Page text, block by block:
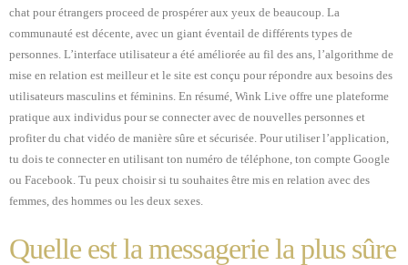
chat pour étrangers proceed de prospérer aux yeux de beaucoup. La
communauté est décente, avec un giant éventail de différents types de
personnes. L’interface utilisateur a été améliorée au fil des ans, l’algorithme de
mise en relation est meilleur et le site est conçu pour répondre aux besoins des
utilisateurs masculins et féminins. En résumé, Wink Live offre une plateforme
pratique aux individus pour se connecter avec de nouvelles personnes et
profiter du chat vidéo de manière sûre et sécurisée. Pour utiliser l’application,
tu dois te connecter en utilisant ton numéro de téléphone, ton compte Google
ou Facebook. Tu peux choisir si tu souhaites être mis en relation avec des
femmes, des hommes ou les deux sexes.
Quelle est la messagerie la plus sûre